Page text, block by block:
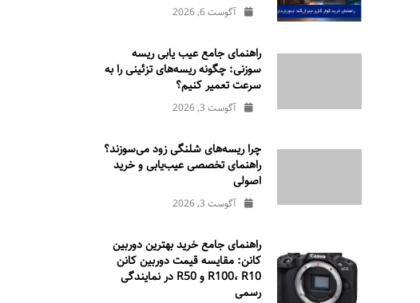
آگوست 6, 2026
راهنمای جامع عیب یابی ریسه
سوزنی: چگونه ریسه‌های تزئینی را به
سرعت تعمیر کنیم؟
آگوست 3, 2026
چرا ریسه‌های شلنگی زود می‌سوزند؟
راهنمای تخصصی عیب‌یابی و خرید
اصولی
آگوست 3, 2026
راهنمای جامع خرید بهترین دوربین
کانن: مقایسه قیمت دوربین کانن
R100، R10 و R50 در نمایندگی
رسمی